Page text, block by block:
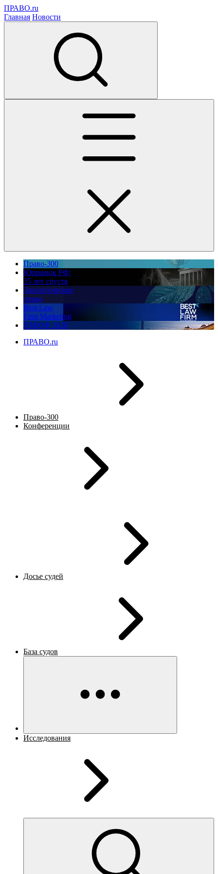
ПРАВО.ru
Главная Новости
Право-300
Юррынок РФ:
35 лет спустя
Экологическое
право
Best Law
Firm Marketing
ПМЮФ 2026
ПРАВО.ru
Право-300
Конференции
Досье судей
База судов
Исследования